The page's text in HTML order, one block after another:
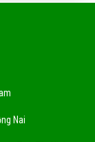
Trường - Eco
Nai